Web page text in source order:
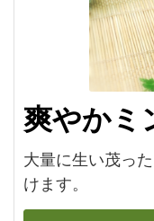
爽やかミ
大量に生い茂っ
けます。